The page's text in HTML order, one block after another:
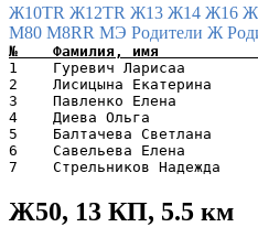
Ж10TR Ж12TR Ж13 Ж14 Ж16
М80 М8RR МЭ Родители Ж
1    Гуревич Ларисаа
2    Лисицына
3    Павленко Елена
4    Диева Ольга
5    Балтачева
6    Савельева Елена
Ж50, 13 КП, 5.5 км